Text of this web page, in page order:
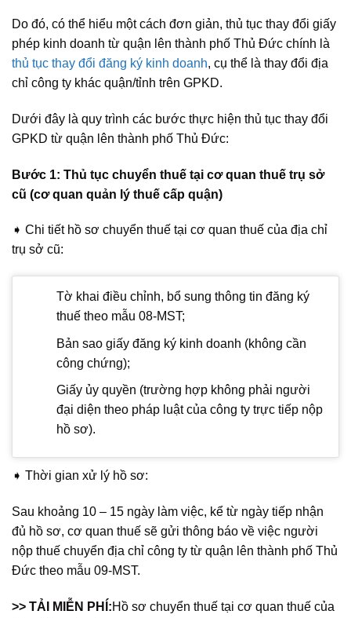
Do đó, có thể hiểu một cách đơn giản, thủ tục thay đổi giấy
phép kinh doanh từ quận lên thành phố Thủ Đức chính là
thủ tục thay đổi đăng ký kinh doanh, cụ thể là thay đổi địa
chỉ công ty khác quận/tỉnh trên GPKD.
Dưới đây là quy trình các bước thực hiện thủ tục thay đổi
GPKD từ quận lên thành phố Thủ Đức:
Bước 1: Thủ tục chuyển thuế tại cơ quan thuế trụ sở
cũ (cơ quan quản lý thuế cấp quận)
➧ Chi tiết hồ sơ chuyển thuế tại cơ quan thuế của địa chỉ
trụ sở cũ:
Tờ khai điều chỉnh, bổ sung thông tin đăng ký
thuế theo mẫu 08-MST;
Bản sao giấy đăng ký kinh doanh (không cần
công chứng);
Giấy ủy quyền (trường hợp không phải người
đại diện theo pháp luật của công ty trực tiếp nộp
hồ sơ).
➧ Thời gian xử lý hồ sơ:
Sau khoảng 10 – 15 ngày làm việc, kể từ ngày tiếp nhận
đủ hồ sơ, cơ quan thuế sẽ gửi thông báo về việc người
nộp thuế chuyển địa chỉ công ty từ quận lên thành phố Thủ
Đức theo mẫu 09-MST.
>> TẢI MIỄN PHÍ:Hồ sơ chuyển thuế tại cơ quan thuế của